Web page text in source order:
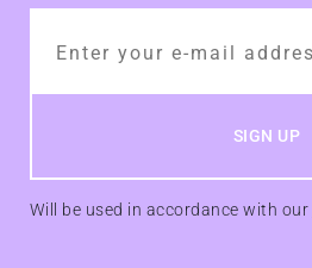
Will be used in accordance with our